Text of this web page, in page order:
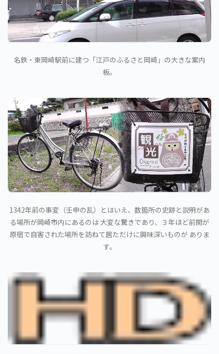
名鉄・東岡崎駅前に建つ「江戸のふるさと岡崎」の大きな案内
板。
1342年前の事変（壬申の乱）とはいえ、数箇所の史跡と説明があ
る場所が岡崎市内にあるのは 大変な驚きであり、３年ほど前関が
原宿で自害された場所を訪ねて居ただけに興味深いものが ありま
す。